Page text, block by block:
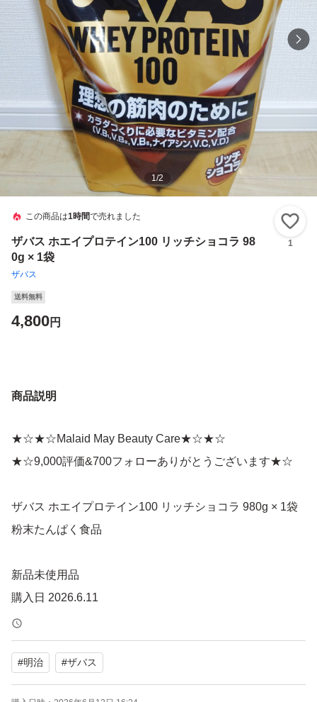
1/2
この商品は1時間で売れました
ザバス ホエイプロテイン100 リッチショコラ 98
0g × 1袋
ザバス
1
送料無料
4,800円
商品説明
★☆★☆Malaid May Beauty Care★☆★☆
★☆9,000評価&700フォローありがとうございます★☆
ザバス ホエイプロテイン100 リッチショコラ 980g × 1袋
粉末たんぱく食品
新品未使用品
購入日 2026.6.11
賞味期限2028.4
使用期限は最新です。
お値下げの依頼をいただきますが、お受けできません。ベ
#明治 #ザバス